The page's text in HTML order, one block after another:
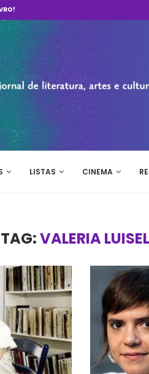
LISTAS CINEMA
TAG:VALERIA